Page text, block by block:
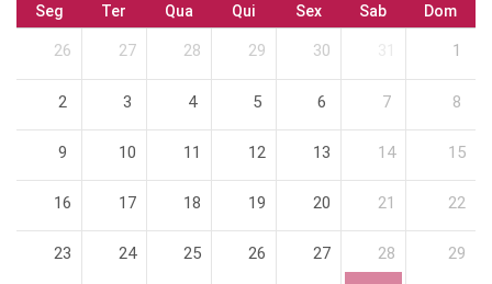
Seg Ter Qua Qui Sex Sab Dom
26 27 28 29 30 1
2 3 4 5 6 7 8
9 10 11 12 13 14 15
16 17 18 19 20 21 22
23 24 25 26 27 28 29